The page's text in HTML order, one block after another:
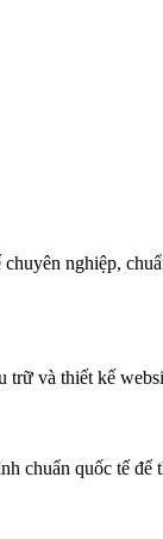
nghiệp,
và thiết kế
chuẩn quốc tế để